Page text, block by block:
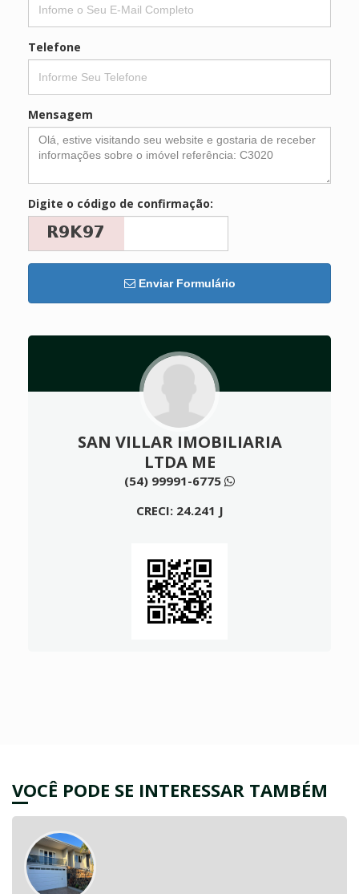
Telefone
Mensagem
Digite o código de confirmação:
Enviar Formulário
SAN VILLAR IMOBILIARIA
LTDA ME
(54) 99991-6775
CRECI: 24.241 J
VOCÊ PODE SE INTERESSAR TAMBÉM